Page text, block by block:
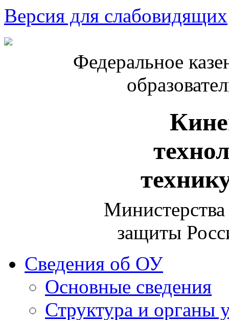
Версия для слабовидящих
Федеральное
защиты
Сведения об ОУ
Основные сведения
Структура и органы